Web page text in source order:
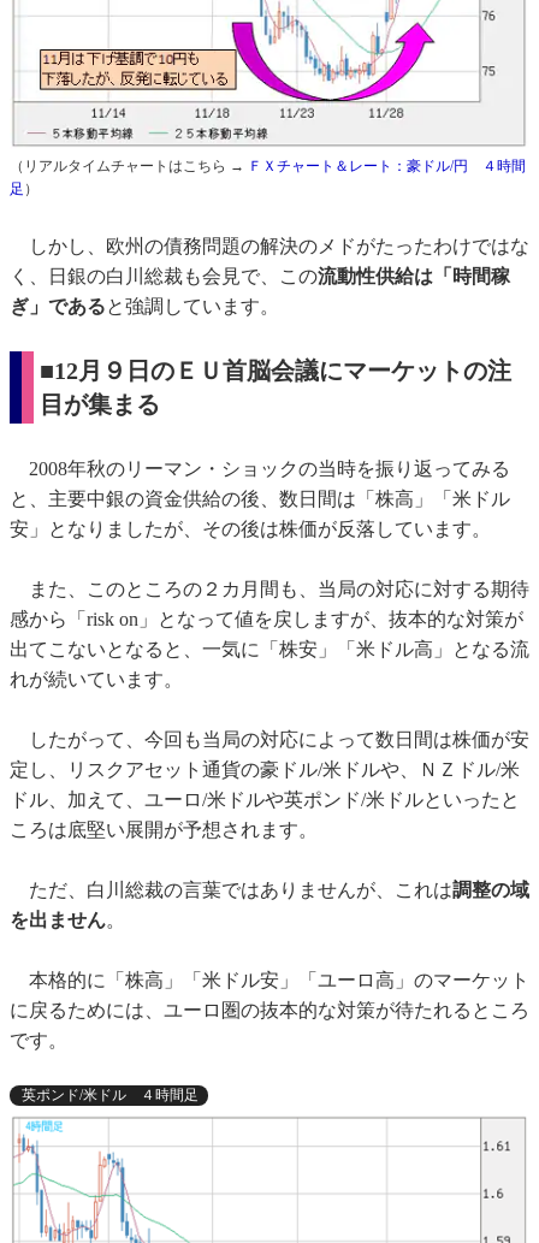
（リアルタイムチャートはこちら → ＦＸチャート＆レート：豪ドル/円 ４時間
足 ）
しかし、欧州の債務問題の解決のメドがたったわけではな
く、日銀の白川総裁も会見で、この流動性供給は「時間稼
ぎ」であると強調しています。
■12月９日のＥＵ首脳会議にマーケットの注
目が集まる
2008年秋のリーマン・ショックの当時を振り返ってみる
と、主要中銀の資金供給の後、数日間は「株高」「米ドル
安」となりましたが、その後は株価が反落しています。
また、このところの２カ月間も、当局の対応に対する期待
感から「risk on」となって値を戻しますが、抜本的な対策が
出てこないとなると、一気に「株安」「米ドル高」となる流
れが続いています。
したがって、今回も当局の対応によって数日間は株価が安
定し、リスクアセット通貨の豪ドル/米ドルや、ＮＺドル/米
ドル、加えて、ユーロ/米ドルや英ポンド/米ドルといったと
ころは底堅い展開が予想されます。
ただ、白川総裁の言葉ではありませんが、これは調整の域
を出ません。
本格的に「株高」「米ドル安」「ユーロ高」のマーケット
に戻るためには、ユーロ圏の抜本的な対策が待たれるところ
です。
英ポンド/米ドル ４時間足